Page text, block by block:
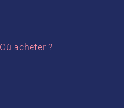
Où acheter ?